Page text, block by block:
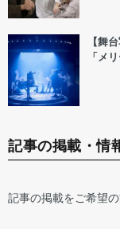
【舞
「メ
記事の掲載・情
記事の掲載をご希望